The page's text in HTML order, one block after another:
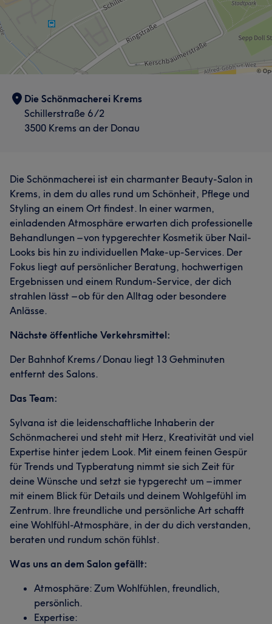
Die Schönmacherei Krems
Schillerstraße 6 /2
3500 Krems an der Donau
Die Schönmacherei ist ein charmanter Beauty-Salon in
Krems, in dem du alles rund um Schönheit, Pflege und
Styling an einem Ort findest. In einer warmen,
einladenden Atmosphäre erwarten dich professionelle
Behandlungen – von typgerechter Kosmetik über Nail-
Looks bis hin zu individuellen Make-up-Services. Der
Fokus liegt auf persönlicher Beratung, hochwertigen
Ergebnissen und einem Rundum-Service, der dich
strahlen lässt – ob für den Alltag oder besondere
Anlässe.
Nächste öffentliche Verkehrsmittel:
Der Bahnhof Krems / Donau liegt 13 Gehminuten
entfernt des Salons.
Das Team:
Sylvana ist die leidenschaftliche Inhaberin der
Schönmacherei und steht mit Herz, Kreativität und viel
Expertise hinter jedem Look. Mit einem feinen Gespür
für Trends und Typberatung nimmt sie sich Zeit für
deine Wünsche und setzt sie typgerecht um – immer
mit einem Blick für Details und deinem Wohlgefühl im
Zentrum. Ihre freundliche und persönliche Art schafft
eine Wohlfühl-Atmosphäre, in der du dich verstanden,
beraten und rundum schön fühlst.
Was uns an dem Salon gefällt:
Atmosphäre: Zum Wohlfühlen, freundlich,
persönlich.
Expertise: